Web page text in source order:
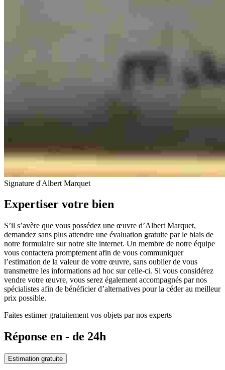
Signature d'Albert Marquet
Expertiser votre bien
S’il s’avère que vous possédez une œuvre d’Albert Marquet,
demandez sans plus attendre une évaluation gratuite par le biais de
notre formulaire sur notre site internet. Un membre de notre équipe
vous contactera promptement afin de vous communiquer
l’estimation de la valeur de votre œuvre, sans oublier de vous
transmettre les informations ad hoc sur celle-ci. Si vous considérez
vendre votre œuvre, vous serez également accompagnés par nos
spécialistes afin de bénéficier d’alternatives pour la céder au meilleur
prix possible.
Faites estimer gratuitement vos objets par nos experts
Réponse en - de 24h
Estimation gratuite